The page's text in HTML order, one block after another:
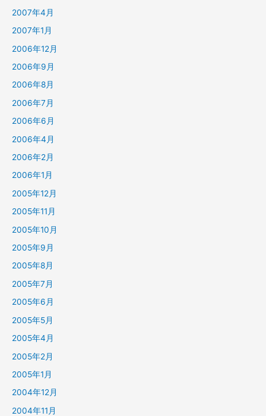
2007年4月
2007年1月
2006年12月
2006年9月
2006年8月
2006年7月
2006年6月
2006年4月
2006年2月
2006年1月
2005年12月
2005年11月
2005年10月
2005年9月
2005年8月
2005年7月
2005年6月
2005年5月
2005年4月
2005年2月
2005年1月
2004年12月
2004年11月